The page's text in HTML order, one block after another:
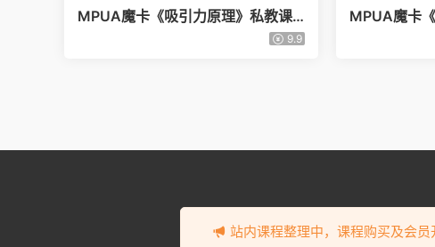
MPUA魔卡《吸引力原理》私教课
9.9
MPUA魔卡
站内课程整理中，课程购买及会员